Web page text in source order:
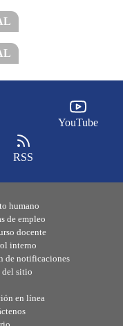
YouTube
RSS
humano
de empleo
docente
interno
de notificaciones
del sitio
en línea